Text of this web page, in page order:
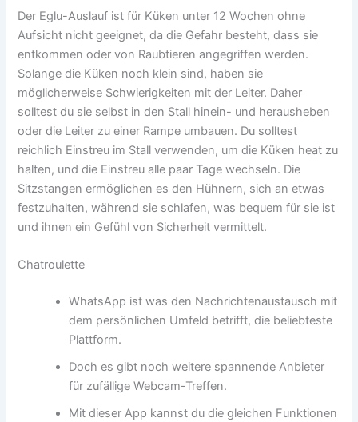
Der Eglu-Auslauf ist für Küken unter 12 Wochen ohne
Aufsicht nicht geeignet, da die Gefahr besteht, dass sie
entkommen oder von Raubtieren angegriffen werden.
Solange die Küken noch klein sind, haben sie
möglicherweise Schwierigkeiten mit der Leiter. Daher
solltest du sie selbst in den Stall hinein- und herausheben
oder die Leiter zu einer Rampe umbauen. Du solltest
reichlich Einstreu im Stall verwenden, um die Küken heat zu
halten, und die Einstreu alle paar Tage wechseln. Die
Sitzstangen ermöglichen es den Hühnern, sich an etwas
festzuhalten, während sie schlafen, was bequem für sie ist
und ihnen ein Gefühl von Sicherheit vermittelt.
Chatroulette
WhatsApp ist was den Nachrichtenaustausch mit
dem persönlichen Umfeld betrifft, die beliebteste
Plattform.
Doch es gibt noch weitere spannende Anbieter
für zufällige Webcam-Treffen.
Mit dieser App kannst du die gleichen Funktionen